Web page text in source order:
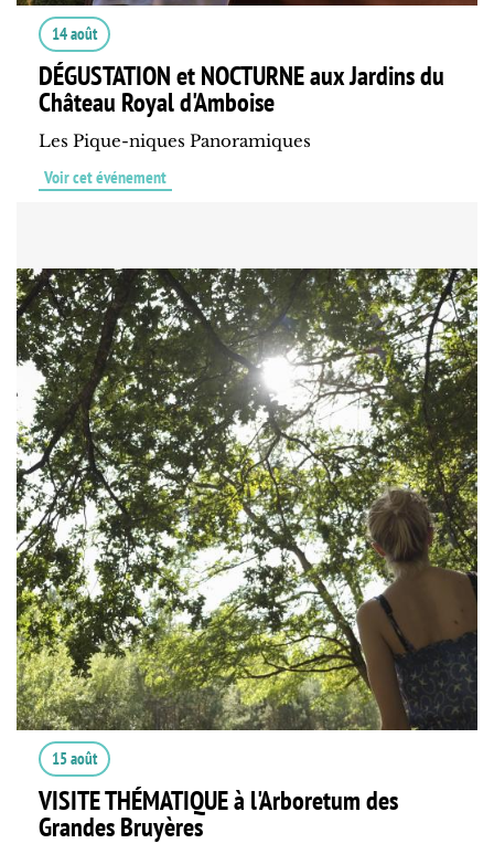
14 août
DÉGUSTATION et NOCTURNE aux Jardins du
Château Royal d'Amboise
Les Pique-niques Panoramiques
Voir cet événement
15 août
VISITE THÉMATIQUE à l'Arboretum des
Grandes Bruyères